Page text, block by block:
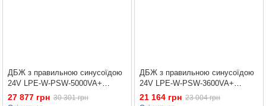
ДБЖ з правильною синусоїдою
24V LPE-W-PSW-5000VA+
(3500Вт) 1-60A
27 877 грн 30 301 грн
ДБЖ з правильною синусоїдою
24V LPE-W-PSW-3600VA+
(2500Вт) 1-50A
21 164 грн 23 004 грн